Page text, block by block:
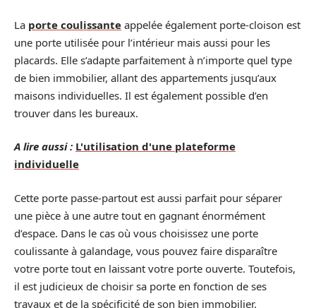
La porte coulissante appelée également porte-cloison est
une porte utilisée pour l’intérieur mais aussi pour les
placards. Elle s’adapte parfaitement à n’importe quel type
de bien immobilier, allant des appartements jusqu’aux
maisons individuelles. Il est également possible d’en
trouver dans les bureaux.
A lire aussi : L'utilisation d'une plateforme
individuelle
Cette porte passe-partout est aussi parfait pour séparer
une pièce à une autre tout en gagnant énormément
d’espace. Dans le cas où vous choisissez une porte
coulissante à galandage, vous pouvez faire disparaître
votre porte tout en laissant votre porte ouverte. Toutefois,
il est judicieux de choisir sa porte en fonction de ses
travaux et de la spécificité de son bien immobilier.